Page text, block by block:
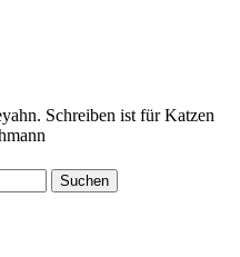
Schreiben ist für Katzen